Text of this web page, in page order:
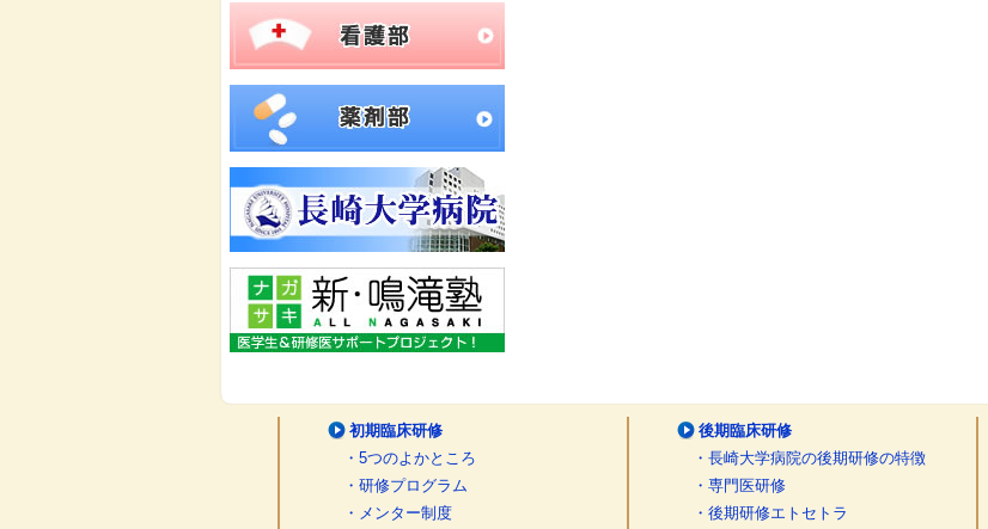
初期臨床研修
・5つのよかところ
・研修プログラム
・メンター制度
後期臨床研修
・長崎大学病院の後期研修の特徴
・専門医研修
・後期研修エトセトラ